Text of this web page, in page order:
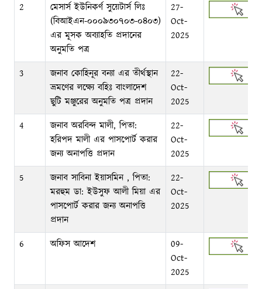
2
মেসার্স ইউনিকর্ণ সুয়েটার্স লিঃ
(বিআইএন-০০০৯৩০৭০৩-০৪০৩)
এর মূসক অব্যাহতি প্রদানের
অনুমতি পত্র
27-
Oct-
2025
3
জনাব কোহিনূর বন্যা এর তীর্থস্থান
ভ্রমণের লক্ষ্যে বহিঃ বাংলাদেশ
ছুটি মঞ্জুরের অনুমতি পত্র প্রদান
22-
Oct-
2025
4
জনাব অরবিন্দ মালী, পিতা:
হরিপদ মালী এর পাসপোর্ট করার
জন্য অনাপত্তি প্রদান
22-
Oct-
2025
5
জনাব সাবিনা ইয়াসমিন , পিতা:
মরহুম ডা: ইউসুফ আলী মিয়া এর
পাসপোর্ট করার জন্য অনাপত্তি
প্রদান
22-
Oct-
2025
6 অফিস আদেশ
09-
Oct-
2025